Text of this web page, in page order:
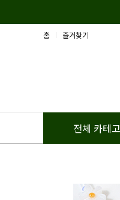
홈 즐겨찾기
전체 카테